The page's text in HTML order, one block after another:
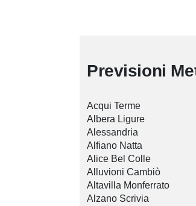
Previsioni
Acqui Terme
Albera Ligure
Alessandria
Alfiano Natta
Alice Bel Colle
Alluvioni Cambiò
Altavilla Monferrato
Alzano Scrivia